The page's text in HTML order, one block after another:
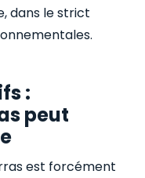
dans le strict
:
peut
est forcément